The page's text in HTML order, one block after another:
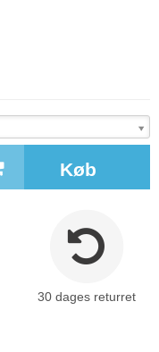
Køb
30 dages returret